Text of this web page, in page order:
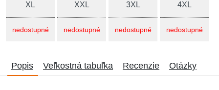
XL
nedostupné
XXL
nedostupné
3XL
nedostupné
4XL
nedostupné
Popis Veľkostná tabuľka Recenzie Otázky